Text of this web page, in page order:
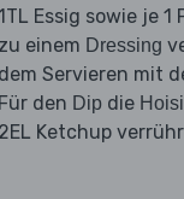
Essig sowie je
zu einem Dressing
dem Servieren mit
Für den Dip die
2EL Ketchup